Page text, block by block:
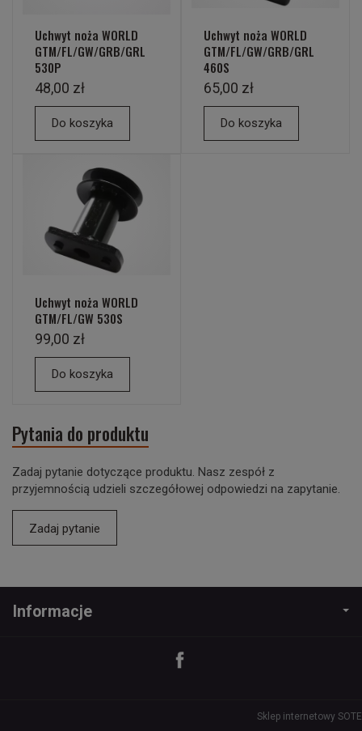
Uchwyt noża WORLD
GTM/FL/GW/GRB/GRL
530P
48,00 zł
Do koszyka
Uchwyt noża WORLD
GTM/FL/GW/GRB/GRL
460S
65,00 zł
Do koszyka
Uchwyt noża WORLD
GTM/FL/GW 530S
99,00 zł
Do koszyka
Pytania do produktu
Zadaj pytanie dotyczące produktu. Nasz zespół z
przyjemnością udzieli szczegółowej odpowiedzi na zapytanie.
Zadaj pytanie
Informacje
Sklep internetowy SOTE